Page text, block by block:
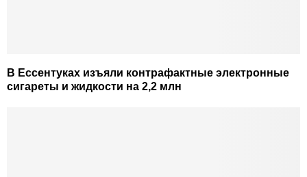
В Ессентуках изъяли контрафактные электронные
сигареты и жидкости на 2,2 млн